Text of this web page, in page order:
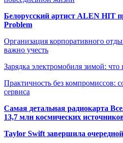
Белорусский артист ALEN HIT
Problem
Организация корпоративного
важно учесть
Зарядка электромобиля зимой:
Практичность без компромиссов:
сервиса
Самая детальная радиокарта
13,7 млн космических
Taylor Swift завершила